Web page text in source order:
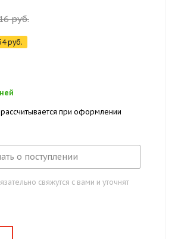
руб.
руб.
рассчитывается при оформлении
о поступлении
свяжутся с вами и уточнят